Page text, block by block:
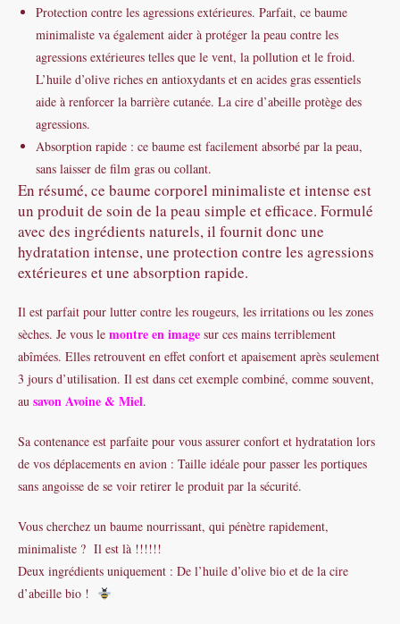
Protection contre les agressions extérieures. Parfait, ce baume
minimaliste va également aider à protéger la peau contre les
agressions extérieures telles que le vent, la pollution et le froid.
L’huile d’olive riches en antioxydants et en acides gras essentiels
aide à renforcer la barrière cutanée. La cire d’abeille protège des
agressions.
Absorption rapide : ce baume est facilement absorbé par la peau,
sans laisser de film gras ou collant.
En résumé, ce baume corporel minimaliste et intense est
un produit de soin de la peau simple et efficace. Formulé
avec des ingrédients naturels, il fournit donc une
hydratation intense, une protection contre les agressions
extérieures et une absorption rapide.
Il est parfait pour lutter contre les rougeurs, les irritations ou les zones
sèches. Je vous le montre en image sur ces mains terriblement
abîmées. Elles retrouvent en effet confort et apaisement après seulement
3 jours d’utilisation. Il est dans cet exemple combiné, comme souvent,
au savon Avoine & Miel.
Sa contenance est parfaite pour vous assurer confort et hydratation lors
de vos déplacements en avion : Taille idéale pour passer les portiques
sans angoisse de se voir retirer le produit par la sécurité.
Vous cherchez un baume nourrissant, qui pénètre rapidement,
minimaliste ? Il est là !!!!!!
Deux ingrédients uniquement : De l’huile d’olive bio et de la cire
d’abeille bio !